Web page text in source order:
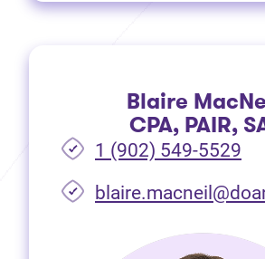
Blaire
CPA, PAIR,
1 (902) 549-5529